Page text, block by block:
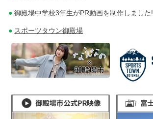
御殿場中学校3年生がPR動画を制作しました!
スポーツタウン御殿場